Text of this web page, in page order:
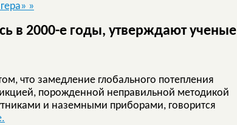
»
в 2000-е годы, утверждают ученые
что замедление глобального потепления
порожденной неправильной методикой
и наземными приборами, говорится